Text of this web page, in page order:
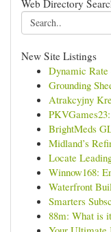
Web Directory
New Site Listings
Dynamic Rate
Grounding
Atrakcyjny
BrightMeds
Midland’s
Locate
Winnow168:
Waterfront
Smarters
88m: What is